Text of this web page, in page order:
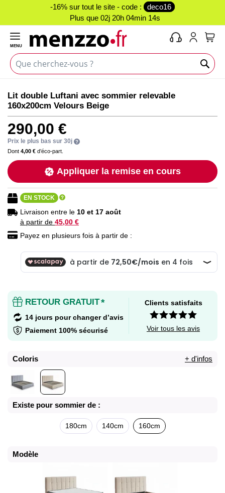
-16% sur tout le site - code :
deco16
Plus que 02j 20h 04min 14s
MENU
to
the
end
of
the
images
gallery
to
the
beginning
of
the
images
gallery
Lit double Luftani avec sommier relevable
160x200cm Velours Beige
290,00 €
Prix le plus bas sur 30j
Dont 4,00 € d’éco-part.
Appliquer la remise en cours
EN STOCK
Livraison entre le 10 et 17 août
à partir de 45,00 €
Payez en plusieurs fois à partir de :
RETOUR GRATUIT*
14 jours pour changer d’avis
Paiement 100% sécurisé
Clients satisfaits
Voir tous les avis
Coloris + d'infos
Existe pour sommier de :
180cm 140cm 160cm
Modèle